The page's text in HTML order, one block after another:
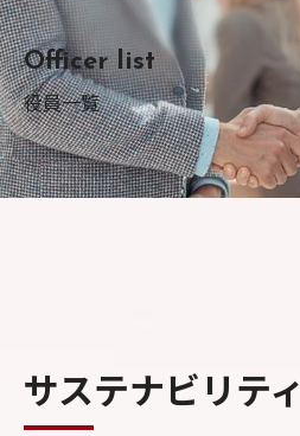
Officer list
役員一覧
サステナビリティ